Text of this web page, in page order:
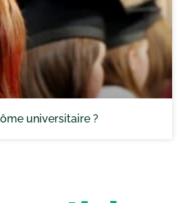
universitaire ?